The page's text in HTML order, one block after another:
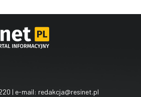
| e-mail: redakcja@resinet.pl